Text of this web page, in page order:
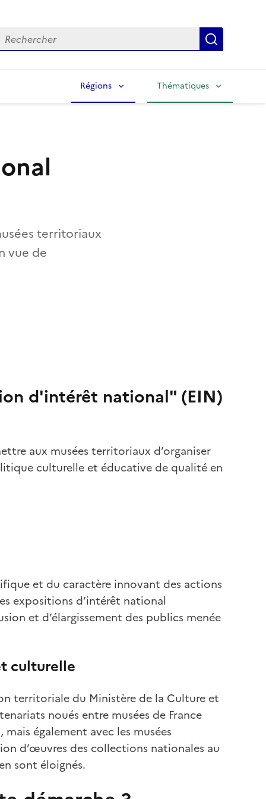
Rechercher
Régions Thématiques
territoriaux
vue de
d'intérêt national" (EIN)
aux musées territoriaux d’organiser
culturelle et éducative de qualité en
et du caractère innovant des actions
expositions d’intérêt national
et d’élargissement des publics menée
culturelle
territoriale du Ministère de la Culture et
noués entre musées de France
également avec les musées
d’œuvres des collections nationales au
sont éloignés.